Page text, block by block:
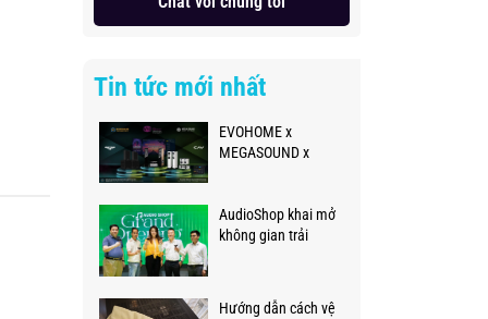
Tin tức mới nhất
EVOHOME x
MEGASOUND x
AudioShop khai mở
không gian trải
chuyên nghiệp
Hướng dẫn cách vệ